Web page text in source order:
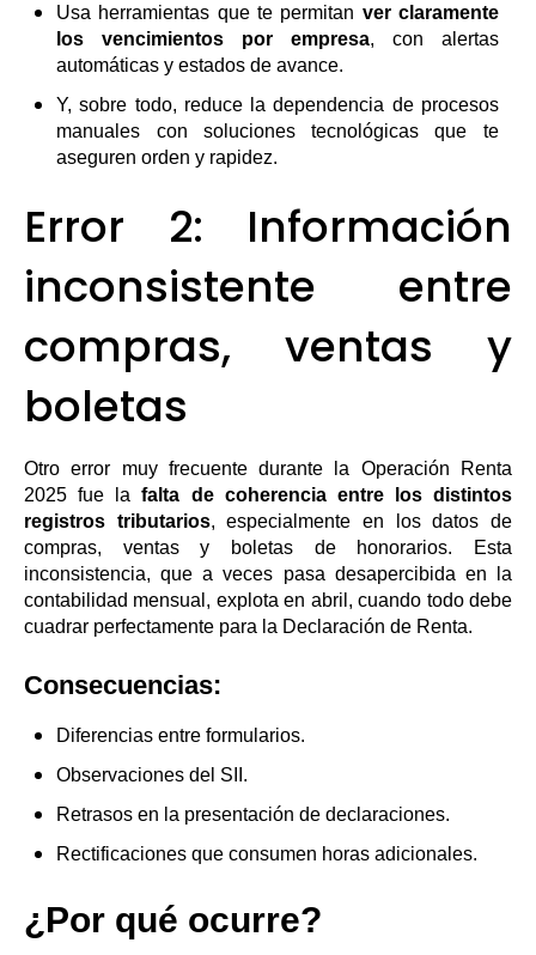
Usa herramientas que te permitan ver claramente
los vencimientos por empresa, con alertas
automáticas y estados de avance.
Y, sobre todo, reduce la dependencia de procesos
manuales con soluciones tecnológicas que te
aseguren orden y rapidez.
Error 2: Información
inconsistente entre
compras, ventas y
boletas
Otro error muy frecuente durante la Operación Renta
2025 fue lafalta de coherencia entre los distintos
registros tributarios, especialmente en los datos de
compras, ventas y boletas de honorarios. Esta
inconsistencia, que a veces pasa desapercibida en la
contabilidad mensual, explota en abril, cuando todo debe
cuadrar perfectamente para la Declaración de Renta.
Consecuencias:
Diferencias entre formularios.
Observaciones del SII.
Retrasos en la presentación de declaraciones.
Rectificaciones que consumen horas adicionales.
¿Por qué ocurre?